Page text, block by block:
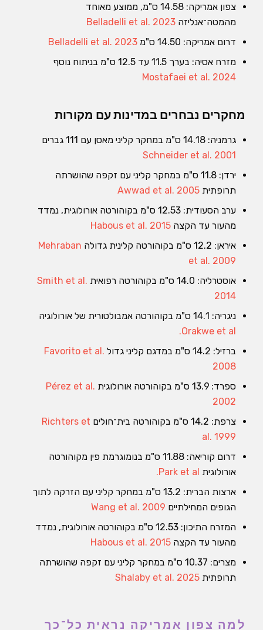
צפון אמריקה: 14.58 ס"מ, ממוצע מאוחד
מהמטה־אנליזה Belladelli et al. 2023
דרום אמריקה: 14.50 ס"מ
Belladelli et al. 2023
מזרח אסיה: בערך 11.5 עד 12.5 ס"מ בניתוח נוסף
Mostafaei et al. 2024
מחקרים נבחרים במדינות עם מקורות
גרמניה: 14.18 ס"מ במחקר קליני מאסן עם 111 גברים
Schneider et al. 2001
ירדן: 11.8 ס"מ במחקר קליני עם זקפה שהושרתה
תרופתית Awwad et al. 2005
ערב הסעודית: 12.53 ס"מ בקוהורטה אורולוגית, נמדד
מהעור עד הקצה Habous et al. 2015
איראן: 12.2 ס"מ בקוהורטה קלינית גדולה
Mehraban
et al. 2009
אוסטרליה: 14.0 ס"מ בקוהורטה רפואית
Smith et al.
2014
ניגריה: 14.1 ס"מ בקוהורטה אמבולטורית של אורולוגיה
Orakwe et al.
ברזיל: 14.2 ס"מ במדגם קליני גדול
Favorito et al.
2008
ספרד: 13.9 ס"מ בקוהורטה אורולוגית
Pérez et al.
2002
צרפת: 14.2 ס"מ בקוהורטה בית־חולים
Richters et
al. 1999
דרום קוריאה: 11.88 ס"מ בנומוגרמת פין מקוהורטה
אורולוגית Park et al.
ארצות הברית: 13.2 ס"מ במחקר קליני עם הזרקה לתוך
הגופים המחילתיים Wang et al. 2009
המזרח התיכון: 12.53 ס"מ בקוהורטה אורולוגית, נמדד
מהעור עד הקצה Habous et al. 2015
מצרים: 10.37 ס"מ במחקר קליני עם זקפה שהושרתה
תרופתית Shalaby et al. 2025
למה צפון אמריקה נראית כל־כך